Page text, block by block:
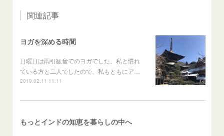
関連記事
ヨガを深める時間
日曜日は雨引観音でのヨガでした。私と慣れ
ている方と二人でしたので、私もともにア…
2019.02.11 11:11
もっとインドの知恵を暮らしの中へ